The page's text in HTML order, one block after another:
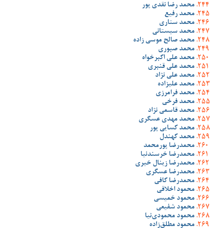
محمد رضا نقدی پور
محمد رفیع
محمد ستاری
محمد سیستانی
محمد صالح موسی زاده
محمد صبوری
محمد علی اکبرخواه
محمد علی قنبری
محمد علی نژاد
محمد علیزاده
محمد فرامرزی
محمد فرخی
محمد قاسمی نژاد
محمد مهدی عسگری
محمد کسایی پور
محمد کهندل
محمدرضا پورمحمد
محمدرضا خرسندنیا
محمدرضا زینال خیری
محمدرضا عسگری
محمدرضا کافی
محمود اخلاقی
محمود خمیسی
محمود شفیعی
محمود محمودی‌نیا
محمود مطلق‌زاده